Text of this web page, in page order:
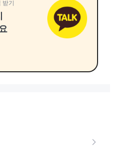
받기